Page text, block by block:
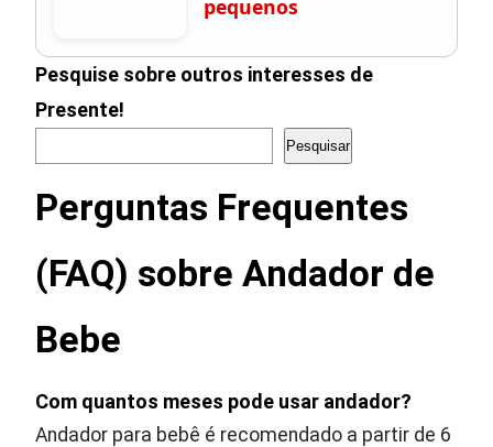
pequenos
Pesquise sobre outros interesses de
Presente!
Pesquisar
Perguntas Frequentes
(FAQ) sobre Andador de
Bebe
Com quantos meses pode usar andador?
Andador para bebê é recomendado a partir de 6